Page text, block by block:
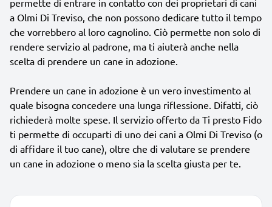
a Olmi Di Treviso, che non possono dedicare tutto il tempo
che vorrebbero al loro cagnolino. Ciò permette non solo di
rendere servizio al padrone, ma ti aiuterà anche nella
scelta di prendere un cane in adozione.
Prendere un cane in adozione è un vero investimento al
quale bisogna concedere una lunga riflessione. Difatti, ciò
richiederà molte spese. Il servizio offerto da Ti presto Fido
ti permette di occuparti di uno dei cani a Olmi Di Treviso (o
di affidare il tuo cane), oltre che di valutare se prendere
un cane in adozione o meno sia la scelta giusta per te.